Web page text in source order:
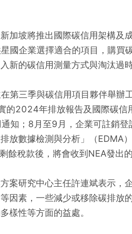
加坡將推出國際碳信用架構及
國企業選擇適合的項目，購買
新的碳信用測量方式與淘汰過時
第三季與碳信用項目夥伴舉
2024年排放報告及國際碳信
知；8月至9月，企業可註銷
放數據檢測與分析」（
餘稅款後，將會收到NEA發出
案研究中心主任許連斌表示，
因素，一些減少或移除碳排放
樣性等方面的益處。